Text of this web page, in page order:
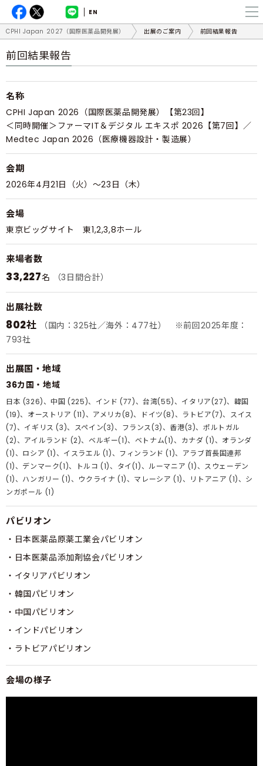
EN
CPHI Japan 2027（国際医薬品開発展） 出展のご案内 前回結果報告
前回結果報告
名称
CPHI Japan 2026（国際医薬品開発展）【第23回】
＜同時開催＞ファーマIT＆デジタル エキスポ 2026【第7回】／
Medtec Japan 2026（医療機器設計・製造展）
会期
2026年4月21日（火）～23日（木）
会場
東京ビッグサイト 東1,2,3,8ホール
来場者数
33,227名 （3日間合計）
出展社数
802社
（国内：325社／海外：477社） ※前回2025年度：
793社
出展国・地域
36カ国・地域
日本 (326)、中国 (225)、インド (77)、台湾(55)、イタリア(27)、韓国
(19)、オーストリア (11)、アメリカ(8)、ドイツ(8)、ラトビア(7)、スイス
(7)、イギリス (3)、スペイン(3)、フランス(3)、香港(3)、ポルトガル
(2)、アイルランド (2)、ベルギー(1)、ベトナム(1)、カナダ (1)、オランダ
(1)、ロシア (1)、イスラエル (1)、フィンランド (1)、アラブ首長国連邦
(1)、デンマーク(1)、トルコ (1)、タイ(1)、ルーマニア (1)、スウェーデン
(1)、ハンガリー (1)、ウクライナ (1)、マレーシア (1)、リトアニア (1)、シ
ンガポール (1)
パビリオン
日本医薬品原薬工業会パビリオン
日本医薬品添加剤協会パビリオン
イタリアパビリオン
韓国パビリオン
中国パビリオン
インドパビリオン
ラトビアパビリオン
会場の様子